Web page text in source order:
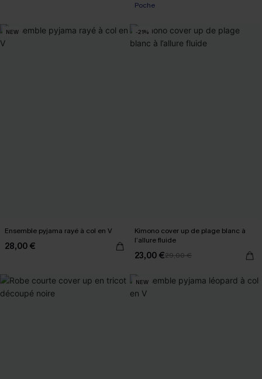
Poche
NEW
Ensemble pyjama rayé à col en V
28,00 €
-21%
Kimono cover up de plage blanc à
l’allure fluide
23,00 €29,00 €
NEW